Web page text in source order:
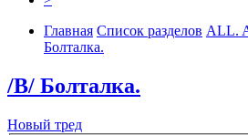
Главная Список разделов ALL.
Болталка.
/B/ Болталка.
Новый тред